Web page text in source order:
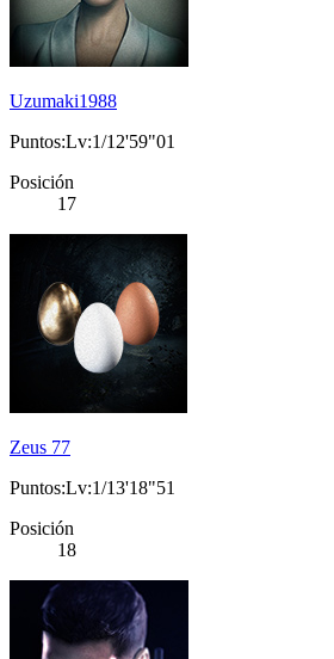
Uzumaki1988
Puntos:Lv:1/12'59"01
Posición
17
Zeus 77
Puntos:Lv:1/13'18"51
Posición
18